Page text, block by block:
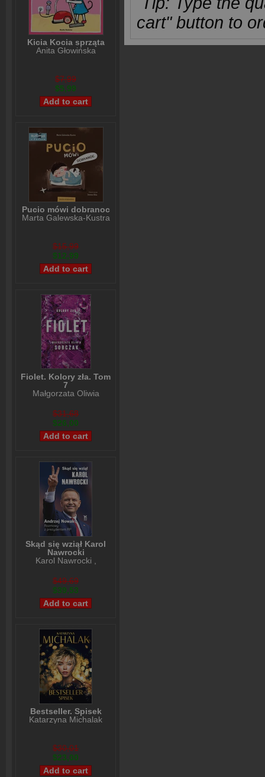
Kicia Kocia sprząta
Anita Głowińska
$7,99
$5,99
Pucio mówi dobranoc
Marta Galewska-Kustra
$15,99
$12,99
Fiolet. Kolory zła. Tom
7
Małgorzata Oliwia
$31,68
$26,00
Skąd się wziął Karol
Nawrocki
Karol Nawrocki
$49,69
$39,53
Bestseller. Spisek
Katarzyna Michalak
$30,01
$23,00
cart" button to